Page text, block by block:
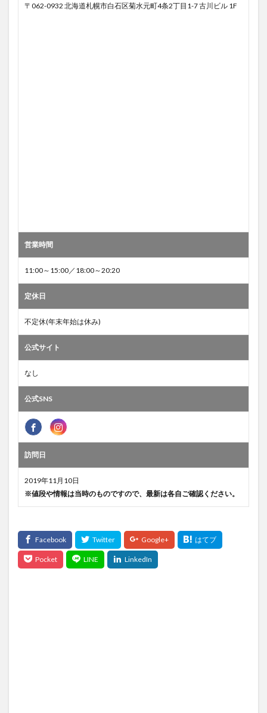
〒062-0932 北海道札幌市白石区菊水元町4条2丁目1-7 古川ビル 1F
営業時間
11:00～15:00／18:00～20:20
定休日
不定休(年末年始は休み)
公式サイト
なし
公式SNS
訪問日
2019年11月10日
※値段や情報は当時のものですので、最新は各自ご確認ください。